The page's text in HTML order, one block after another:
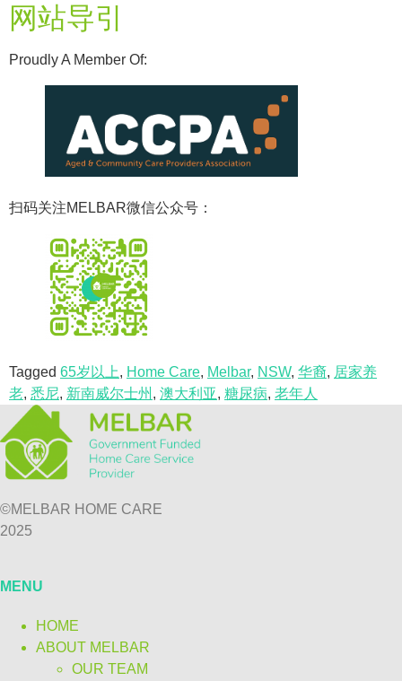
网站导引
Proudly A Member Of:
扫码关注MELBAR微信公众号：
Tagged 65岁以上, Home Care, Melbar, NSW, 华裔, 居家养
老, 悉尼, 新南威尔士州 , 澳大利亚, 糖尿病, 老年人
©MELBAR HOME CARE
2025
MENU
HOME
ABOUT MELBAR
OUR TEAM